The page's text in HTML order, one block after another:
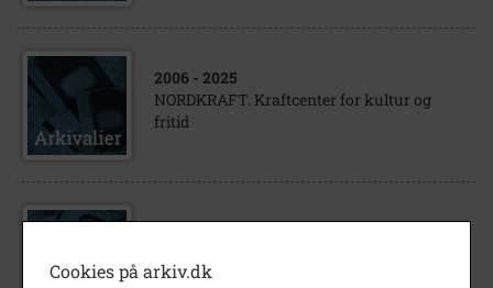
2006 - 2025
NORDKRAFT. Kraftcenter for kultur og
fritid
SIFA. 100 års jubilæum. Nordkraft. År 2011
Cookies på arkiv.dk